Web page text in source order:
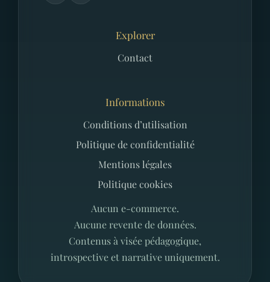
Explorer
Contact
Informations
Conditions d’utilisation
Politique de confidentialité
Mentions légales
Politique cookies
Aucun e-commerce.
Aucune revente de données.
Contenus à visée pédagogique,
introspective et narrative uniquement.